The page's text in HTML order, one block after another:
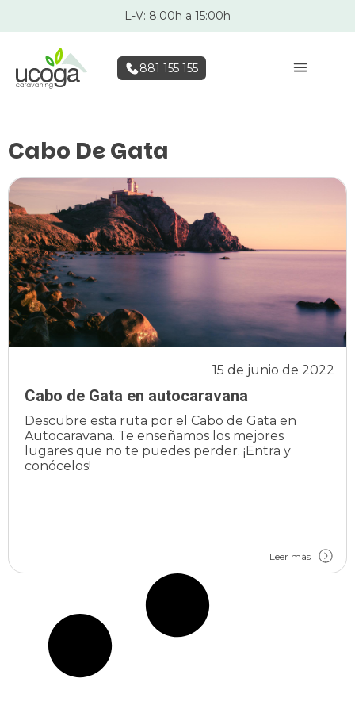
L-V: 8:00h a 15:00h
881 155 155
Cabo De Gata
Cabo de Gata en autocaravana
15 de junio de 2022
Descubre esta ruta por el Cabo de Gata en
Autocaravana. Te enseñamos los mejores
lugares que no te puedes perder. ¡Entra y
conócelos!
Leer más